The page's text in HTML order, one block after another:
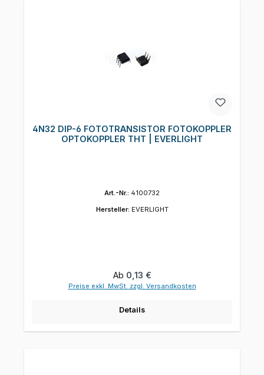
4N32 DIP-6 FOTOTRANSISTOR FOTOKOPPLER
OPTOKOPPLER THT | EVERLIGHT
Art.-Nr.: 4100732
Hersteller: EVERLIGHT
Regulärer Preis:
Ab 0,13 €
Preise exkl. MwSt. zzgl. Versandkosten
Details